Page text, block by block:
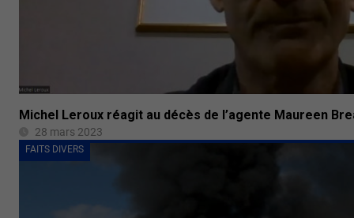
Michel Leroux réagit au décès de l’agente Maureen
28 mars 2023
FAITS DIVERS